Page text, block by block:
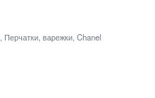
, Перчатки, варежки, Chanel